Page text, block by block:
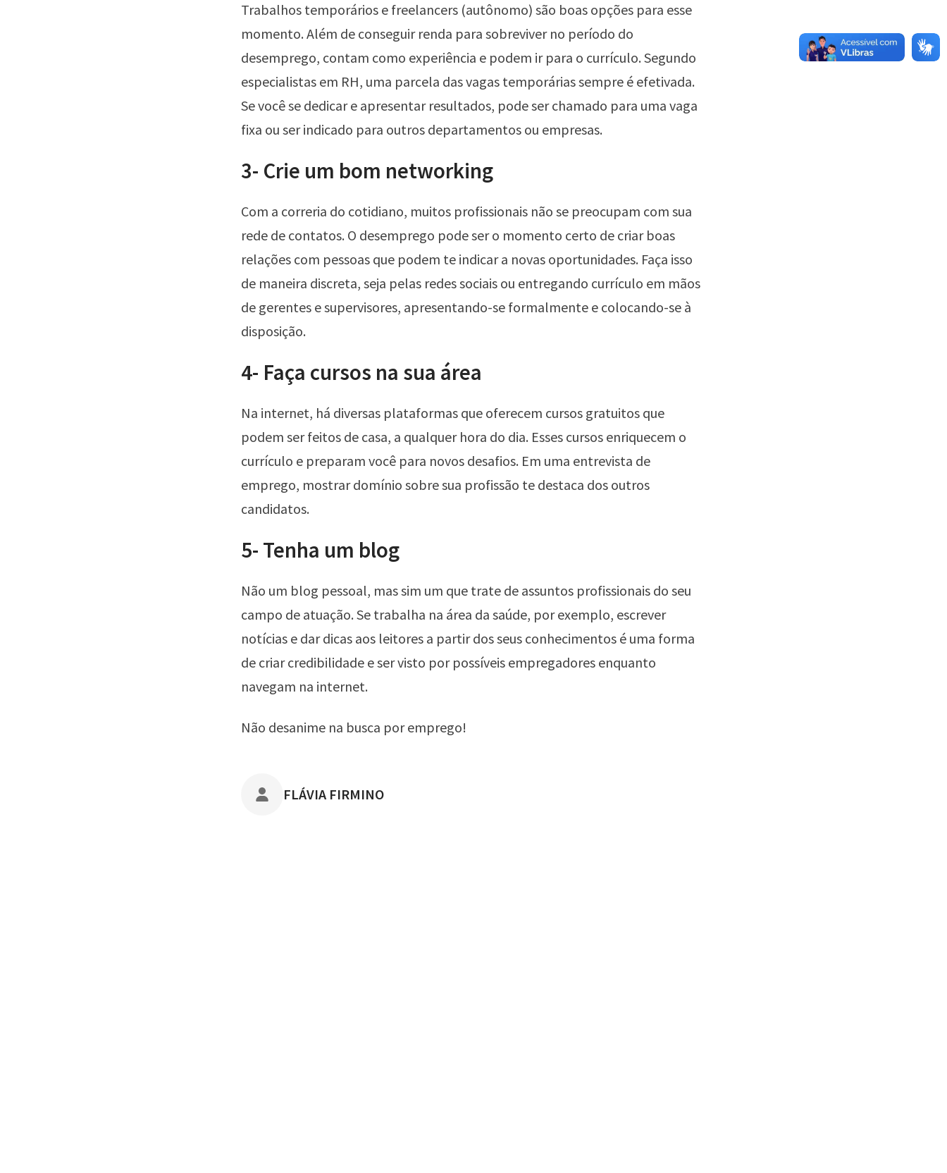
Trabalhos temporários e freelancers (autônomo) são boas opções para esse
momento. Além de conseguir renda para sobreviver no período do
desemprego, contam como experiência e podem ir para o currículo. Segundo
especialistas em RH, uma parcela das vagas temporárias sempre é efetivada.
Se você se dedicar e apresentar resultados, pode ser chamado para uma vaga
fixa ou ser indicado para outros departamentos ou empresas.
3- Crie um bom networking
Com a correria do cotidiano, muitos profissionais não se preocupam com sua
rede de contatos. O desemprego pode ser o momento certo de criar boas
relações com pessoas que podem te indicar a novas oportunidades. Faça isso
de maneira discreta, seja pelas redes sociais ou entregando currículo em mãos
de gerentes e supervisores, apresentando-se formalmente e colocando-se à
disposição.
4- Faça cursos na sua área
Na internet, há diversas plataformas que oferecem cursos gratuitos que
podem ser feitos de casa, a qualquer hora do dia. Esses cursos enriquecem o
currículo e preparam você para novos desafios. Em uma entrevista de
emprego, mostrar domínio sobre sua profissão te destaca dos outros
candidatos.
5- Tenha um blog
Não um blog pessoal, mas sim um que trate de assuntos profissionais do seu
campo de atuação. Se trabalha na área da saúde, por exemplo, escrever
notícias e dar dicas aos leitores a partir dos seus conhecimentos é uma forma
de criar credibilidade e ser visto por possíveis empregadores enquanto
navegam na internet.
Não desanime na busca por emprego!
POSTADO POR
FLÁVIA FIRMINO